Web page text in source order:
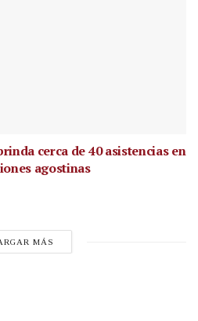
cerca de 40 asistencias en
agostinas
MÁS